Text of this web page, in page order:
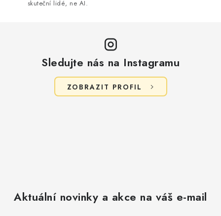
skuteční lidé, ne AI.
Sledujte nás na Instagramu
ZOBRAZIT PROFIL
Aktuální novinky a akce na váš e-mail